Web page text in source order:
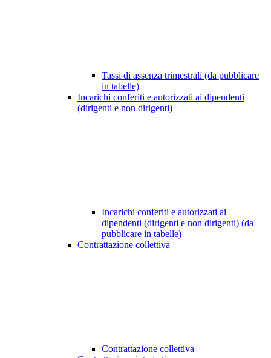
Tassi di assenza trimestrali (da pubblicare
in tabelle)
Incarichi conferiti e autorizzati ai dipendenti
(dirigenti e non dirigenti)
Incarichi conferiti e autorizzati ai
dipendenti (dirigenti e non dirigenti) (da
pubblicare in tabelle)
Contrattazione collettiva
Contrattazione collettiva